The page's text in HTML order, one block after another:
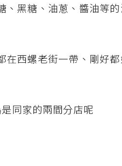
、黑糖、油蔥、醬油等
在西螺老街一帶、剛好
同家的兩間分店呢